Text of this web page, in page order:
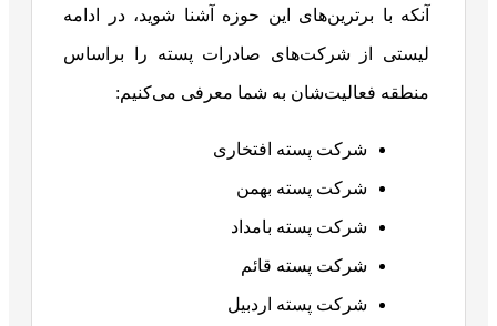
آنکه با برترین‌های این حوزه آشنا شوید، در ادامه
لیستی از شرکت‌های صادرات پسته را براساس
منطقه فعالیت‌شان به شما معرفی می‌کنیم:
شرکت پسته افتخاری
شرکت پسته بهمن
شرکت پسته بامداد
شرکت پسته قائم
شرکت پسته اردبیل